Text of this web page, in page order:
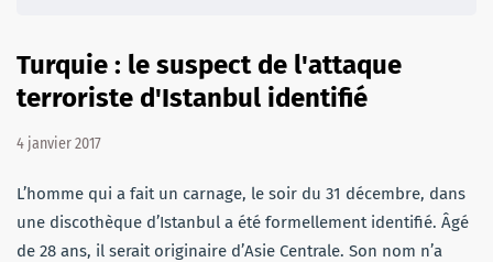
Turquie : le suspect de l'attaque
terroriste d'Istanbul identifié
4 janvier 2017
L’homme qui a fait un carnage, le soir du 31 décembre, dans
une discothèque d’Istanbul a été formellement identifié. Âgé
de 28 ans, il serait originaire d’Asie Centrale. Son nom n’a